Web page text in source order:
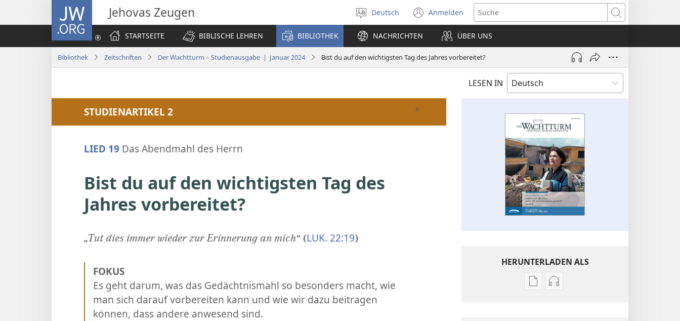
JW.ORG Jehovas Zeugen
Sprache
auswählen
Deutsch Anmelden
(öffnet
neues
Fenster)
Suche
STARTSEITE
BIBLISCHE LEHREN BIBLIOTHEK NACHRICHTEN ÜBER UNS
Bibliothek Zeitschriften Der Wachtturm – Studienausgabe | Januar 2024 Bist du auf den wichtigsten Tag des Jahres vorbereitet?
LESEN IN
STUDIENARTIKEL 2
LIED 19 Das Abendmahl des Herrn
Bist du auf den wichtigsten Tag des
Jahres vorbereitet?
„Tut dies immer wieder zur Erinnerung an mich“(LUK. 22:19)
FOKUS
Es geht darum, was das Gedächtnismahl so besonders macht, wie
man sich darauf vorbereiten kann und wie wir dazu beitragen
können, dass andere anwesend sind.
HERUNTERLADEN ALS
Downloadoptionen
Downloadoptionen